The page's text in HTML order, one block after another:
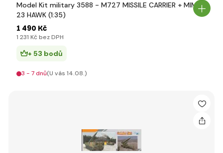
Model Kit military 3588 - M727 MISSILE CARRIER + MIM-
23 HAWK (1:35)
1 490 Kč
1 231 Kč bez DPH
+ 53 bodů
3 - 7 dnů(U vás 14.08.)